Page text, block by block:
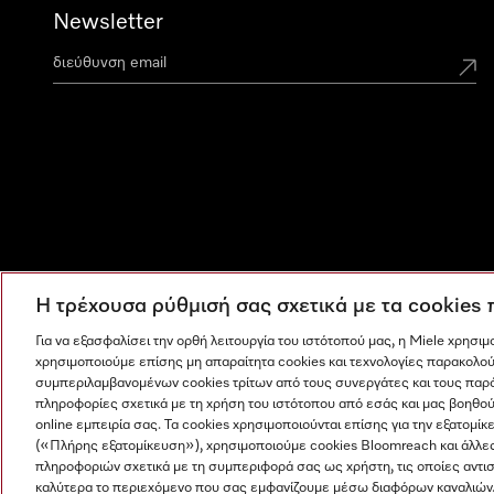
Newsletter
Η εταιρεία μας Όροι και Προϋποθέσεις Προστασία
Η τρέχουσα ρύθμισή σας σχετικά με τα
Για να εξασφαλίσει την ορθή λειτουργία του ιστότοπού μας, η Miele
χρησιμοποιούμε επίσης μη απαραίτητα cookies και τεχνολογίες
συμπεριλαμβανομένων cookies τρίτων από τους συνεργάτες και τους
πληροφορίες σχετικά με τη χρήση του ιστότοπου από εσάς και μας
online εμπειρία σας. Τα cookies χρησιμοποιούνται επίσης για την
(«Πλήρης εξατομίκευση»), χρησιμοποιούμε cookies Bloomreach και
πληροφοριών σχετικά με τη συμπεριφορά σας ως χρήστη, τις οποίες
καλύτερα το περιεχόμενο που σας εμφανίζουμε μέσω διαφόρων